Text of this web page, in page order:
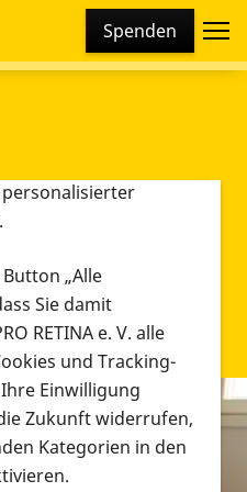
Spenden
Cookies und
Cookies und
„Alle
Sie damit
RETINA e. V. alle
und Tracking-
Einwilligung
Zukunft widerrufen,
Kategorien in den